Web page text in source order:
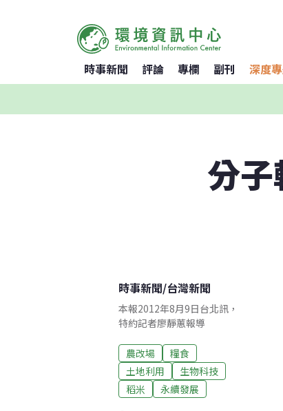
時事新聞 評論 專欄 副刊 深度
分
時事新聞/台灣新聞
本報2012年8月9日台北訊，
特約記者廖靜蕙報導
農改場
糧食
土地利用
生物科技
稻米
永續發展